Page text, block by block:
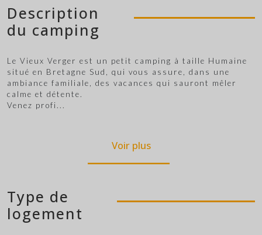
Description
du camping
Le Vieux Verger est un petit camping à taille Humaine
situé en Bretagne Sud, qui vous assure, dans une
ambiance familiale, des vacances qui sauront mêler
calme et détente.
Venez profi...
Voir plus
Type de
logement